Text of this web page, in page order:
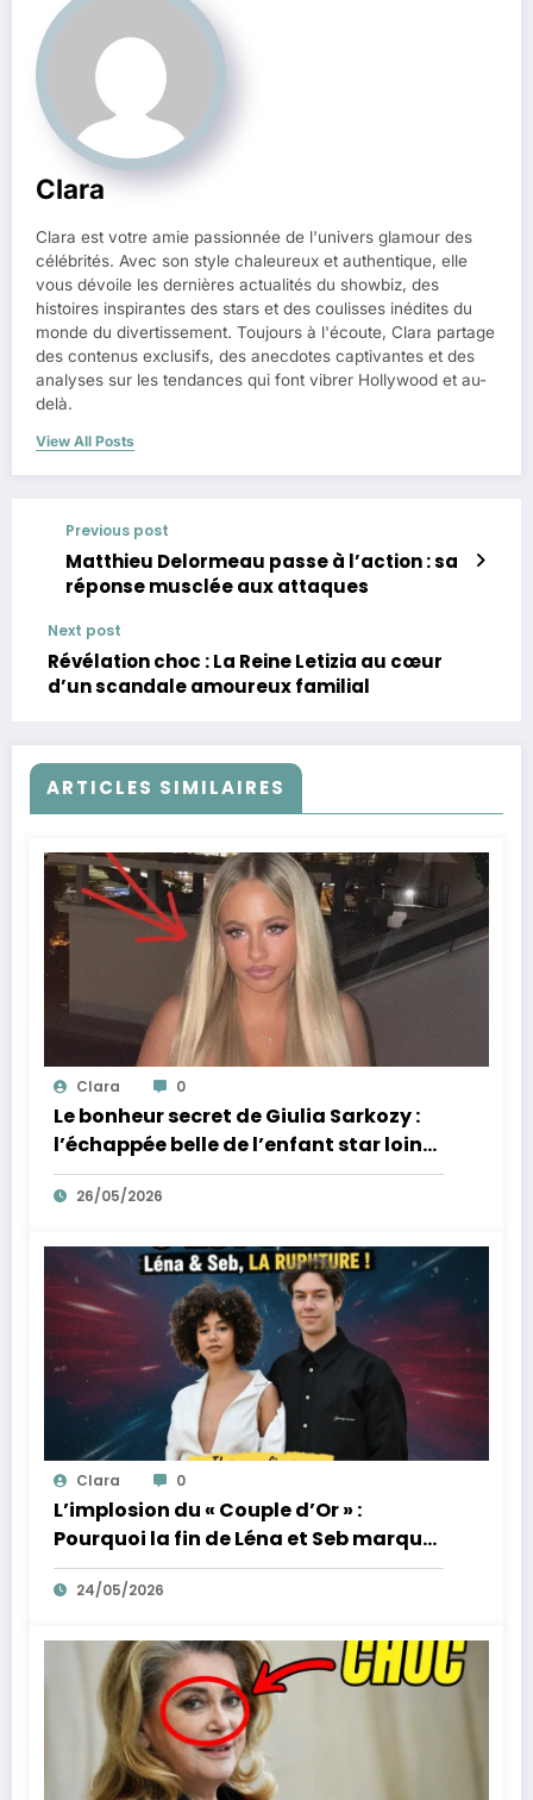
Clara
Clara est votre amie passionnée de l'univers glamour des
célébrités. Avec son style chaleureux et authentique, elle
vous dévoile les dernières actualités du showbiz, des
histoires inspirantes des stars et des coulisses inédites du
monde du divertissement. Toujours à l'écoute, Clara partage
des contenus exclusifs, des anecdotes captivantes et des
analyses sur les tendances qui font vibrer Hollywood et au-
delà.
View All Posts
Previous post
Matthieu Delormeau passe à l’action : sa
réponse musclée aux attaques
Next post
Révélation choc : La Reine Letizia au cœur
d’un scandale amoureux familial
ARTICLES SIMILAIRES
Clara 0
Le bonheur secret de Giulia Sarkozy :
l’échappée belle de l’enfant star loin
des tumultes familiaux.
26/05/2026
Clara 0
L’implosion du « Couple d’Or » :
Pourquoi la fin de Léna et Seb marque
la fin de l’innocence sur YouTube
24/05/2026